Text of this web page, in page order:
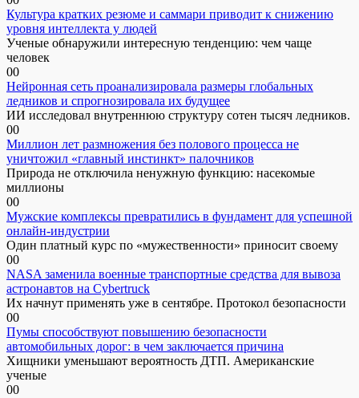
Культура кратких резюме и саммари приводит к снижению
уровня интеллекта у людей
Ученые обнаружили интересную тенденцию: чем чаще
человек
00
Нейронная сеть проанализировала размеры глобальных
ледников и спрогнозировала их будущее
ИИ исследовал внутреннюю структуру сотен тысяч ледников.
00
Миллион лет размножения без полового процесса не
уничтожил «главный инстинкт» палочников
Природа не отключила ненужную функцию: насекомые
миллионы
00
Мужские комплексы превратились в фундамент для успешной
онлайн-индустрии
Один платный курс по «мужественности» приносит своему
00
NASA заменила военные транспортные средства для вывоза
астронавтов на Cybertruck
Их начнут применять уже в сентябре. Протокол безопасности
00
Пумы способствуют повышению безопасности
автомобильных дорог: в чем заключается причина
Хищники уменьшают вероятность ДТП. Американские
ученые
00